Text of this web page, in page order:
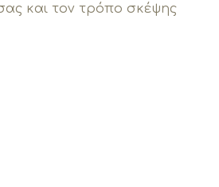
και τον τρόπο σκέψης